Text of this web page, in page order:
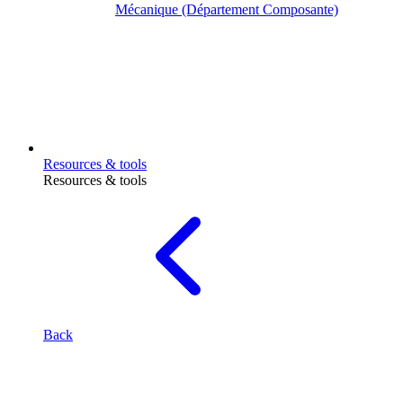
Mécanique (Département Composante)
Resources & tools
Resources & tools
Back